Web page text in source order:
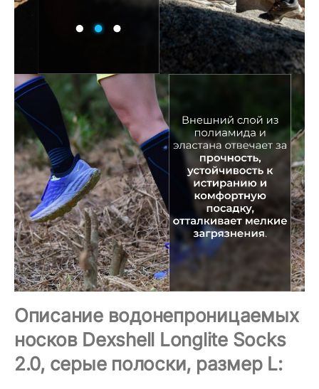
Описание водонепроницаемых
носков Dexshell Longlite Socks
2.0, серые полоски, размер L: